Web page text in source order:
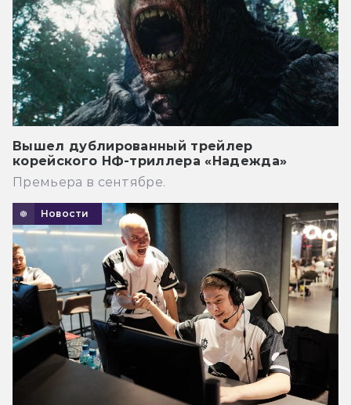
Вышел дублированный трейлер
корейского НФ-триллера «Надежда»
Премьера в сентябре.
Новости